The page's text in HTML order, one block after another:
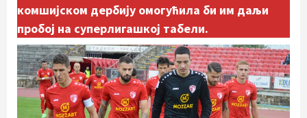
комшијском дербију омогућила би им даљи
пробој на суперлигашкој табели.